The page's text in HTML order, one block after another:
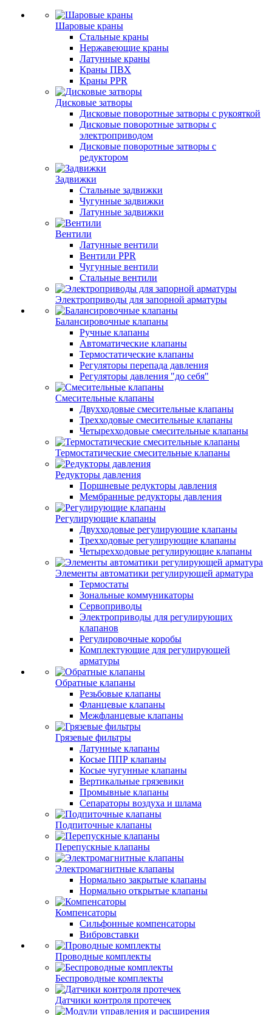
Шаровые краны
Стальные краны
Нержавеющие краны
Латунные краны
Краны ПВХ
Краны PPR
Дисковые затворы
Дисковые поворотные затворы с рукояткой
Дисковые поворотные затворы с
электроприводом
Дисковые поворотные затворы с
редуктором
Задвижки
Стальные задвижки
Чугунные задвижки
Латунные задвижки
Вентили
Латунные вентили
Вентили PPR
Чугунные вентили
Стальные вентили
Электроприводы для запорной арматуры
Балансировочные клапаны
Ручные клапаны
Автоматические клапаны
Термостатические клапаны
Регуляторы перепада давления
Регуляторы давления "до себя"
Смесительные клапаны
Двухходовые смесительные клапаны
Трехходовые смесительные клапаны
Четырехходовые смесительные клапаны
Термостатические смесительные клапаны
Редукторы давления
Поршневые редукторы давления
Мембранные редукторы давления
Регулирующие клапаны
Двухходовые регулирующие клапаны
Трехходовые регулирующие клапаны
Четырехходовые регулирующие клапаны
Элементы автоматики регулирующей арматура
Термостаты
Зональные коммуникаторы
Сервоприводы
Электроприводы для регулирующих
клапанов
Регулировочные коробы
Комплектующие для регулирующей
арматуры
Обратные клапаны
Резьбовые клапаны
Фланцевые клапаны
Межфланцевые клапаны
Грязевые фильтры
Латунные клапаны
Косые ППР клапаны
Косые чугунные клапаны
Вертикальные грязевики
Промывные клапаны
Сепараторы воздуха и шлама
Подпиточные клапаны
Перепускные клапаны
Электромагнитные клапаны
Нормально закрытые клапаны
Нормально открытые клапаны
Компенсаторы
Сильфонные компенсаторы
Вибровставки
Проводные комплекты
Беспроводные комплекты
Датчики контроля протечек